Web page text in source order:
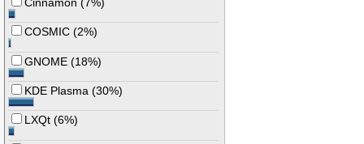
COSMIC (2%)
GNOME (18%)
KDE Plasma (30%)
LXQt (6%)